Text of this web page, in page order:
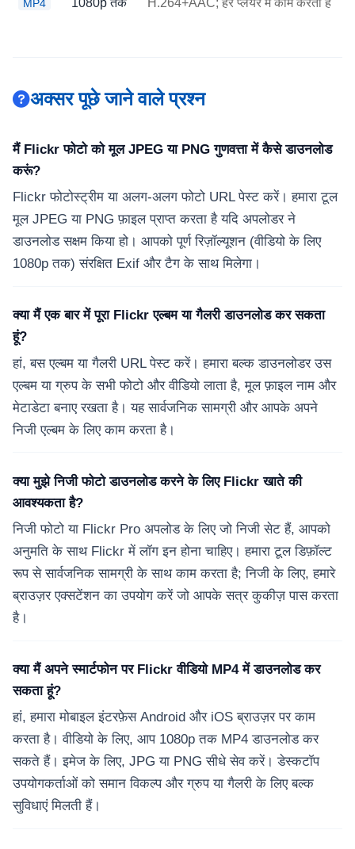
MP4 1080p तक H.264+AAC; हर प्लेयर में काम करता है
अक्सर पूछे जाने वाले प्रश्न
मैं Flickr फोटो को मूल JPEG या PNG गुणवत्ता में कैसे डाउनलोड
करूं?
Flickr फोटोस्ट्रीम या अलग-अलग फोटो URL पेस्ट करें। हमारा टूल
मूल JPEG या PNG फ़ाइल प्राप्त करता है यदि अपलोडर ने
डाउनलोड सक्षम किया हो। आपको पूर्ण रिज़ॉल्यूशन (वीडियो के लिए
1080p तक) संरक्षित Exif और टैग के साथ मिलेगा।
क्या मैं एक बार में पूरा Flickr एल्बम या गैलरी डाउनलोड कर सकता
हूं?
हां, बस एल्बम या गैलरी URL पेस्ट करें। हमारा बल्क डाउनलोडर उस
एल्बम या ग्रुप के सभी फोटो और वीडियो लाता है, मूल फ़ाइल नाम और
मेटाडेटा बनाए रखता है। यह सार्वजनिक सामग्री और आपके अपने
निजी एल्बम के लिए काम करता है।
क्या मुझे निजी फोटो डाउनलोड करने के लिए Flickr खाते की
आवश्यकता है?
निजी फोटो या Flickr Pro अपलोड के लिए जो निजी सेट हैं, आपको
अनुमति के साथ Flickr में लॉग इन होना चाहिए। हमारा टूल डिफ़ॉल्ट
रूप से सार्वजनिक सामग्री के साथ काम करता है; निजी के लिए, हमारे
ब्राउज़र एक्सटेंशन का उपयोग करें जो आपके सत्र कुकीज़ पास करता
है।
क्या मैं अपने स्मार्टफोन पर Flickr वीडियो MP4 में डाउनलोड कर
सकता हूं?
हां, हमारा मोबाइल इंटरफ़ेस Android और iOS ब्राउज़र पर काम
करता है। वीडियो के लिए, आप 1080p तक MP4 डाउनलोड कर
सकते हैं। इमेज के लिए, JPG या PNG सीधे सेव करें। डेस्कटॉप
उपयोगकर्ताओं को समान विकल्प और ग्रुप या गैलरी के लिए बल्क
सुविधाएं मिलती हैं।